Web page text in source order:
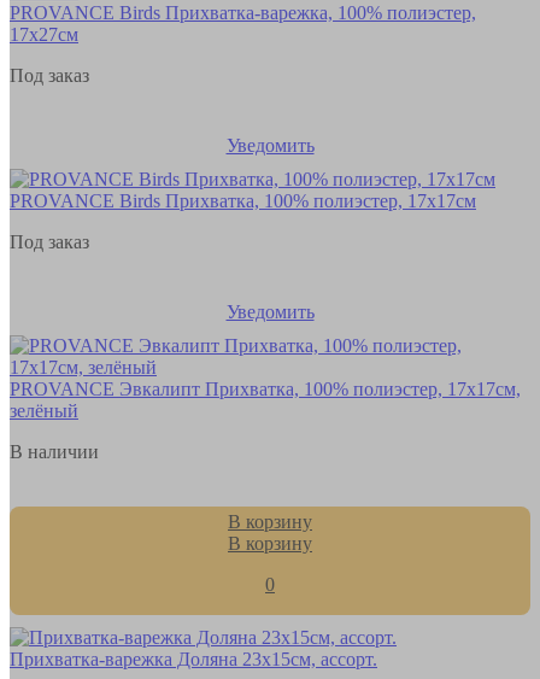
PROVANCE Birds Прихватка-варежка, 100% полиэстер,
17х27см
Под заказ
Уведомить
PROVANCE Birds Прихватка, 100% полиэстер, 17х17см
Под заказ
Уведомить
PROVANCE Эвкалипт Прихватка, 100% полиэстер, 17х17см,
зелёный
В наличии
В корзину
В корзину
0
Прихватка-варежка Доляна 23х15см, ассорт.